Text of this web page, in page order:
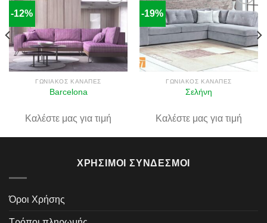
-12%
Πρόσθήκη
στην λίστα
επιθυμιών
ΓΩΝΙΑΚΌΣ ΚΑΝΑΠΈΣ
Barcelona
Καλέστε μας για τιμή
-19%
Πρόσθήκη
στην λίστα
επιθυμιών
ΓΩΝΙΑΚΌΣ ΚΑΝΑΠΈΣ
Σελήνη
Καλέστε μας για τιμή
ΧΡΉΣΙΜΟΙ ΣΎΝΔΕΣΜΟΙ
Όροι Χρήσης